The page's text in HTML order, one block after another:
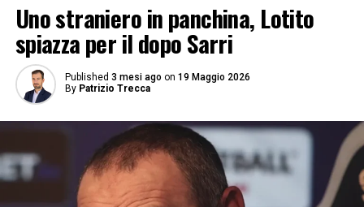
Uno straniero in panchina, Lotito
spiazza per il dopo Sarri
Published 3 mesi ago on 19 Maggio 2026
By Patrizio Trecca